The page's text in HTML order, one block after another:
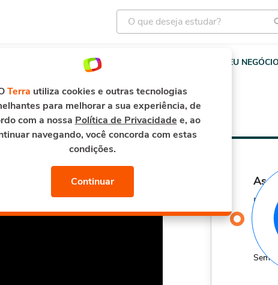
E-MAIL E SEGURANÇA TERRA MEU
de Música Eletrônica: Estrutura de Música Eletrônica
Eletrônica:
Por
R$
Sem
Terra utiliza cookies e outras tecnologias
para melhorar a sua experiência, de
com a nossa Política de Privacidade e, ao
navegando, você concorda com estas
condições.
Continuar